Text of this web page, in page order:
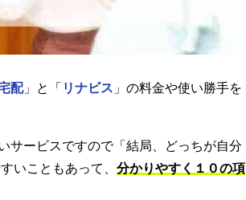
配」と「 リナビス 」の料金や使い勝手を
サービスですので「結局、どっちが自分
いこともあって、 分かりやすく１０の項